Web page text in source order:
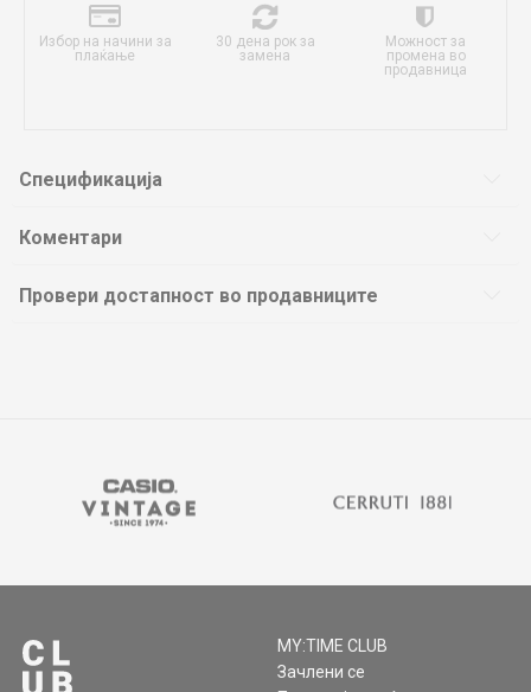
Избор на начини за
плаќање
30 дена рок за
замена
Можност за
промена во
продавница
Спецификација
Коментари
Провери достапност во продавниците
MY:TIME CLUB
Зачлени се